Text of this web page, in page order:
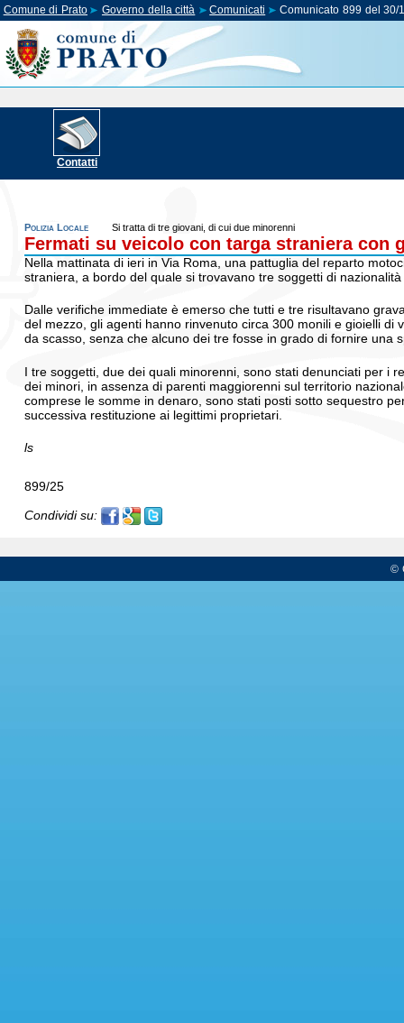
Comune di Prato Governo della città Comunicati Comunicato 899 del 30/
Contatti
Polizia Locale Si tratta di tre giovani, di cui due minorenni
Fermati su veicolo con targa straniera con
Nella mattinata di ieri in Via Roma, una pattuglia del reparto
straniera, a bordo del quale si trovavano tre soggetti di
Dalle verifiche immediate è emerso che tutti e tre risultavano
del mezzo, gli agenti hanno rinvenuto circa 300 monili e gioielli
da scasso, senza che alcuno dei tre fosse in grado di fornire una
I tre soggetti, due dei quali minorenni, sono stati denunciati per i
dei minori, in assenza di parenti maggiorenni sul territorio
comprese le somme in denaro, sono stati posti sotto sequestro
successiva restituzione ai legittimi proprietari.
ls
899/25
Condividi su:
©